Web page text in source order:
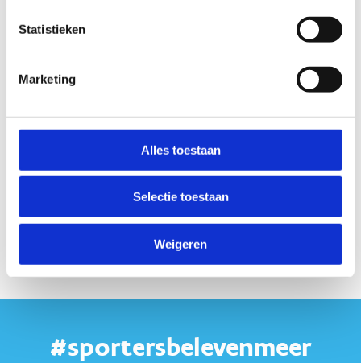
Statistieken
Marketing
Alles toestaan
Selectie toestaan
Weigeren
komen hierbij aan hun trekken. Ook lopers, wandelaars,
fietsers, … kunnen genieten van dit uniek netwerk binnen de
Egemstraat 47 8740 Pittem
#sportersbelevenmeer